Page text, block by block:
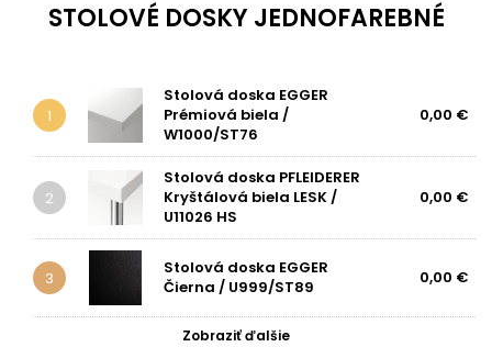
STOLOVÉ DOSKY JEDNOFAREBNÉ
1
Stolová doska EGGER
Prémiová biela /
W1000/ST76
0,00 €
2
Stolová doska PFLEIDERER
Kryštálová biela LESK /
U11026 HS
0,00 €
3
Stolová doska EGGER
Čierna / U999/ST89
0,00 €
Zobraziť ďalšie